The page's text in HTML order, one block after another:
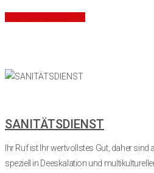
SANITÄTSDIENST
Ihr Ruf ist Ihr wertvollstes Gut, daher sind
speziell in Deeskalation und